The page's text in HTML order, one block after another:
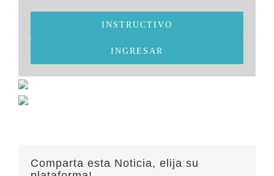
INSTRUCTIVO
INGRESAR
Comparta esta Noticia, elija su